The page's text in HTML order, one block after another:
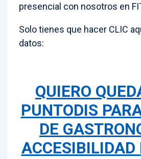
presencial con nosotros en
Solo tienes que hacer CLIC
datos:
QUIERO
PUNTODIS
DE
ACCESIBILIDAD